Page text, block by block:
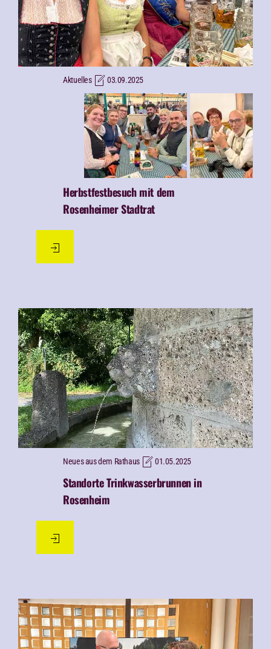
Aktuelles 03.09.2025
Herbstfestbesuch mit dem
Rosenheimer Stadtrat
Neues aus dem Rathaus 01.05.2025
Standorte Trinkwasserbrunnen in
Rosenheim